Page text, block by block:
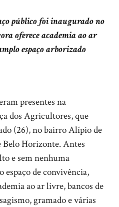
público foi inaugurado no
oferece academia ao ar
espaço arborizado
presentes na
dos Agricultores, que
(26), no bairro Alípio de
Belo Horizonte. Antes
e sem nenhuma
espaço de convivência,
ao ar livre, bancos de
gramado e várias